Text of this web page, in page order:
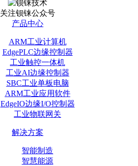
关注钡铼公众号
产品中心
ARM工业计算机
EdgePLC边缘控制器
工业触控一体机
工业AI边缘控制器
SBC工业单板电脑
ARM工业应用软件
EdgeIO边缘I/O控制器
工业物联网关
解决方案
智能制造
智慧能源